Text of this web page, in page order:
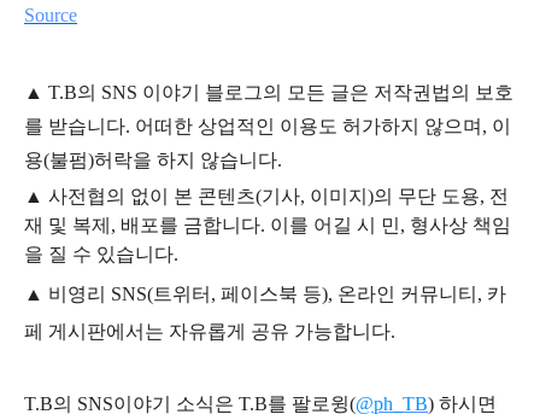
Source
▲ T.B의 SNS 이야기 블 로그의 모든 글은 저작권법의 보호
를 받습니다. 어떠한 상업적인 이용도 허가하지 않으며, 이
용(불펌)허락을 하지 않습니다.
▲ 사전협의 없이 본 콘텐츠(기사, 이미지)의 무단 도용, 전
재 및 복제, 배포를 금합니다. 이를 어길 시 민, 형사상 책임
을 질 수 있습니다.
▲ 비영리 SNS(트위터, 페이스북 등), 온라인 커뮤니티, 카
페 게시판에서는 자유롭게 공유 가능합니다.
T.B의 SNS이야기 소식은 T.B를 팔로윙(@ph_TB) 하시면